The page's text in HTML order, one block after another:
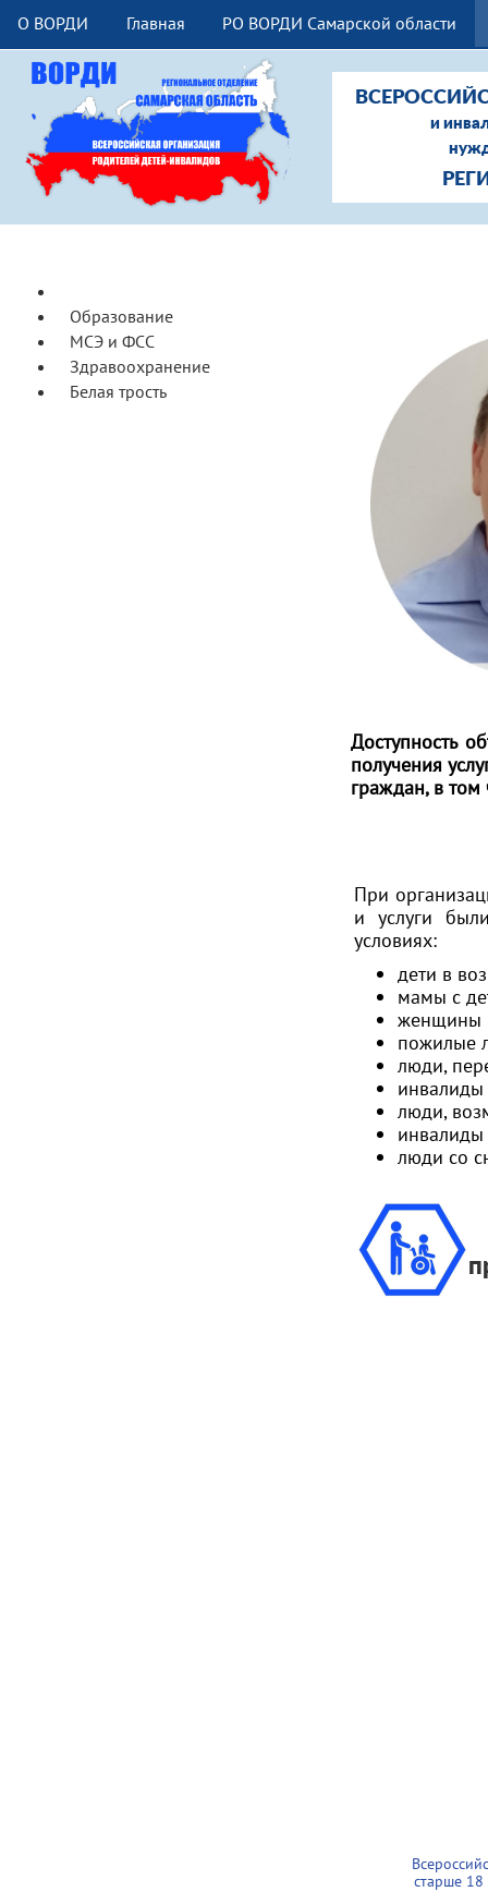
О ВОРДИ Главная РО ВОРДИ Самарской области
и
Образование
МСЭ и ФСС
Здравоохранение
Белая трость
Доступность
получения
граждан, в том
При
и услуги
условиях:
дети в
мамы с
женщины
пожилые
люди,
инвалиды
люди,
инвалиды
люди со
старше